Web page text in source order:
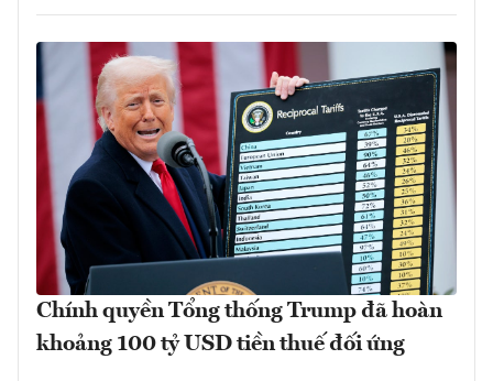
Chính quyền Tổng thống Trump đã hoàn
khoảng 100 tỷ USD tiền thuế đối ứng